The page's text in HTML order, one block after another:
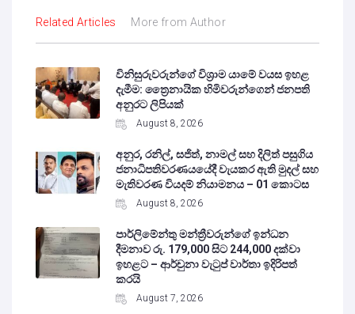
Related Articles More from Author
විනිසුරුවරුන්ගේ විශ්‍රාම යාමේ වයස ඉහළ
දැමීම: ත්‍රෛනායික හිමිවරුන්ගෙන් ජනපති
අනුරට ලිපියක්
August 8, 2026
අනුර, රනිල්, සජිත්, නාමල් සහ දිලිත් පසුගිය
ජනාධිපතිවරණයයේදී වැයකර ඇති මුදල් සහ
මැතිවරණ වියදම් නියාමනය – 01 කොටස
August 8, 2026
පාර්ලිමේන්තු මන්ත්‍රීවරුන්ගේ ඉන්ධන
දීමනාව රු. 179,000 සිට 244,000 දක්වා
ඉහළට – ආර්චුනා වැටුප් වාර්තා ඉදිරිපත්
කරයි
August 7, 2026